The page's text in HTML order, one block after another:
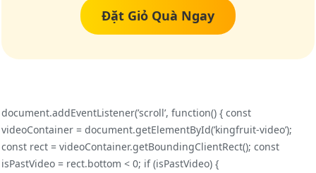
Đặt Giỏ Quà Ngay
document.addEventListener(’scroll’, function() { const
videoContainer = document.getElementById(’kingfruit-video’);
const rect = videoContainer.getBoundingClientRect(); const
isPastVideo = rect.bottom < 0; if (isPastVideo) {